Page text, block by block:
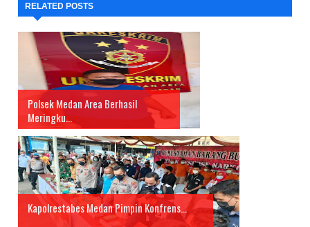
RELATED POSTS
Polsek Medan Area Berhasil
Meringku...
Kapolrestabes Medan Pimpin Konfrens...